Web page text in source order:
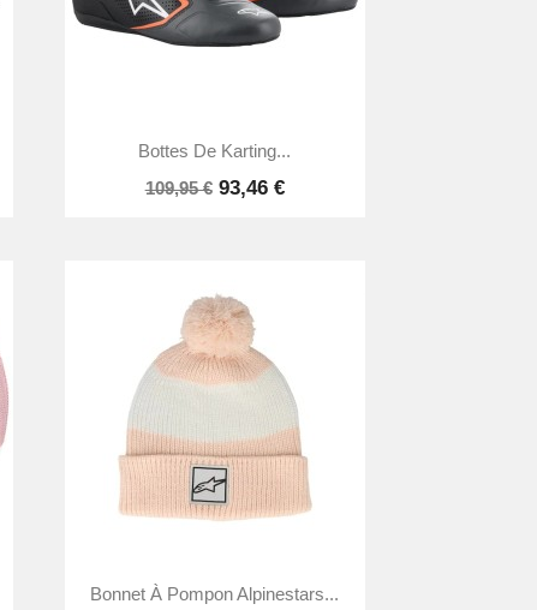
Aperçu rapide
Bottes De Karting...
109,95 € 93,46 €
 Aperçu rapide
Bonnet À Pompon Alpinestars...